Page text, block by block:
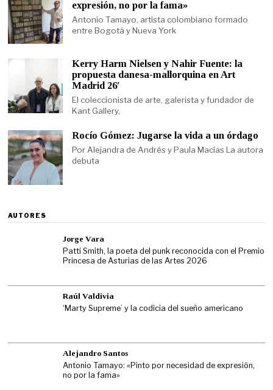
expresión, no por la fama»
Antonio Tamayo, artista colombiano formado
entre Bogotá y Nueva York
Kerry Harm Nielsen y Nahir Fuente: la
propuesta danesa-mallorquina en Art
Madrid 26′
El coleccionista de arte, galerista y fundador de
Kant Gallery,
Rocío Gómez: Jugarse la vida a un órdago
Por Alejandra de Andrés y Paula Macías La autora
debuta
AUTORES
Jorge Vara
Patti Smith, la poeta del punk reconocida con el Premio
Princesa de Asturias de las Artes 2026
Raúl Valdivia
‘Marty Supreme’ y la codicia del sueño americano
Alejandro Santos
Antonio Tamayo: «Pinto por necesidad de expresión,
no por la fama»